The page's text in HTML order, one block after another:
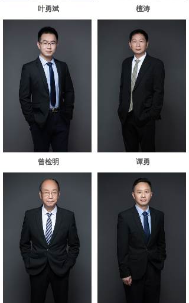
叶勇斌 檀涛
曾检明 谭勇